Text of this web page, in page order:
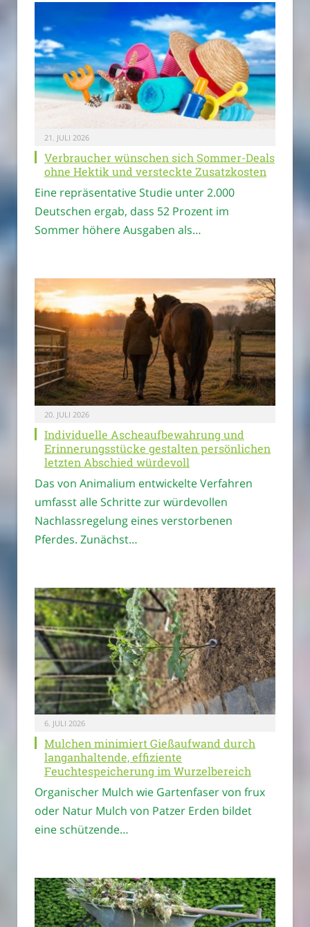
21. JULI 2026
Verbraucher wünschen sich Sommer-Deals
ohne Hektik und versteckte Zusatzkosten
Eine repräsentative Studie unter 2.000
Deutschen ergab, dass 52 Prozent im
Sommer höhere Ausgaben als…
20. JULI 2026
Individuelle Ascheaufbewahrung und
Erinnerungsstücke gestalten persönlichen
letzten Abschied würdevoll
Das von Animalium entwickelte Verfahren
umfasst alle Schritte zur würdevollen
Nachlassregelung eines verstorbenen
Pferdes. Zunächst…
6. JULI 2026
Mulchen minimiert Gießaufwand durch
langanhaltende, effiziente
Feuchtespeicherung im Wurzelbereich
Organischer Mulch wie Gartenfaser von frux
oder Natur Mulch von Patzer Erden bildet
eine schützende…